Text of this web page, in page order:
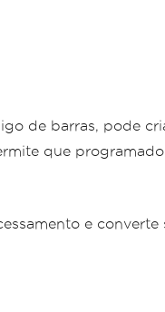
de barras, pode
que
e